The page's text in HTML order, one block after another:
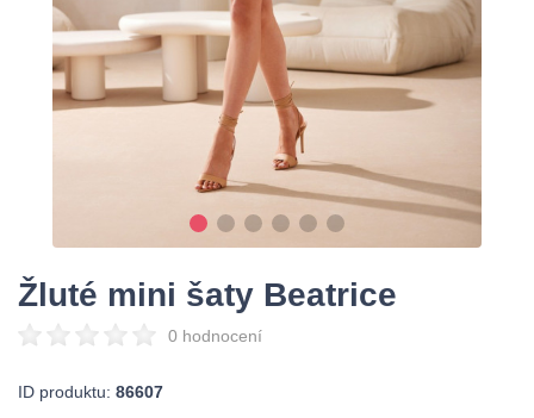
Žluté mini šaty Beatrice
0 hodnocení
ID produktu: 86607